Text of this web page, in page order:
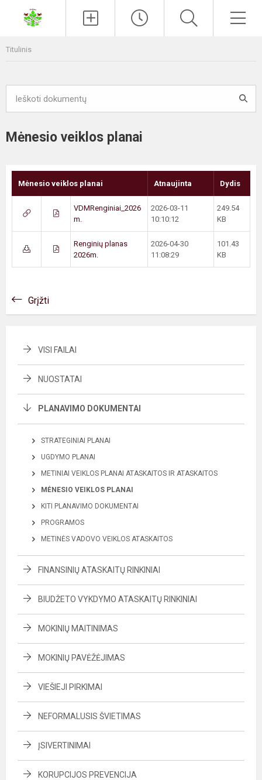
Titulinis
Mėnesio veiklos planai
Mėnesio veiklos planai Atnaujinta Dydis
VDMRenginiai_2026
m.
2026-03-11
10:10:12
249.54
KB
Renginių planas
2026m.
2026-04-30
11:08:29
101.43
KB
Grįžti
VISI FAILAI
NUOSTATAI
PLANAVIMO DOKUMENTAI
STRATEGINIAI PLANAI
UGDYMO PLANAI
METINIAI VEIKLOS PLANAI ATASKAITOS IR ATASKAITOS
MĖNESIO VEIKLOS PLANAI
KITI PLANAVIMO DOKUMENTAI
PROGRAMOS
METINĖS VADOVO VEIKLOS ATASKAITOS
FINANSINIŲ ATASKAITŲ RINKINIAI
BIUDŽETO VYKDYMO ATASKAITŲ RINKINIAI
MOKINIŲ MAITINIMAS
MOKINIŲ PAVĖŽĖJIMAS
VIEŠIEJI PIRKIMAI
NEFORMALUSIS ŠVIETIMAS
ĮSIVERTINIMAI
KORUPCIJOS PREVENCIJA